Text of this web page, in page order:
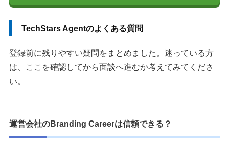
TechStars Agentのよくある質問
登録前に残りやすい疑問をまとめました。迷っている方
は、ここを確認してから面談へ進むか考えてみてくださ
い。
運営会社のBranding Careerは信頼できる？